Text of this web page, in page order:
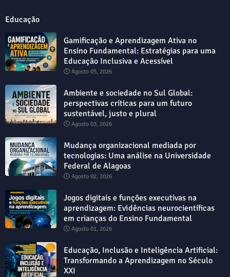
Educação
Gamificação e Aprendizagem Ativa no
Ensino Fundamental: Estratégias para uma
Educação Inclusiva e Acessível
Agosto 05, 2026
Ambiente e sociedade no Sul Global:
perspectivas críticas para um futuro
sustentável, justo e plural
Agosto 03, 2026
Mudança organizacional mediada por
tecnologias: Uma análise na Universidade
Federal de Alagoas
Agosto 02, 2026
Jogos digitais e funções executivas na
aprendizagem: Evidências neurocientíficas
em crianças do Ensino Fundamental
Agosto 01, 2026
Educação, Inclusão e Inteligência Artificial:
Transformando a Aprendizagem no Século
XXI